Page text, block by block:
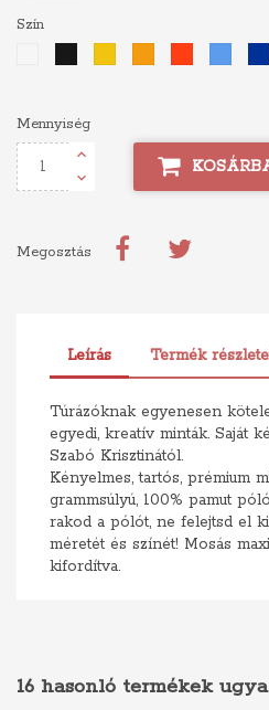
Szín
Mennyiség
Megosztás
Leírás Termék
Túrázóknak egyenesen
egyedi, kreatív minták. Saját
Szabó Krisztinától.
Kényelmes, tartós, prémium
grammsúlyú, 100% pamut
rakod a pólót, ne felejtsd el
méretét és színét! Mosás
kifordítva.
16 hasonló termékek